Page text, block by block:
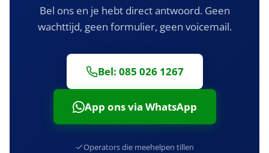
Bel ons en je hebt direct antwoord. Geen
wachttijd, geen formulier, geen voicemail.
Bel: 085 026 1267
App ons via WhatsApp
Operators die meehelpen tillen